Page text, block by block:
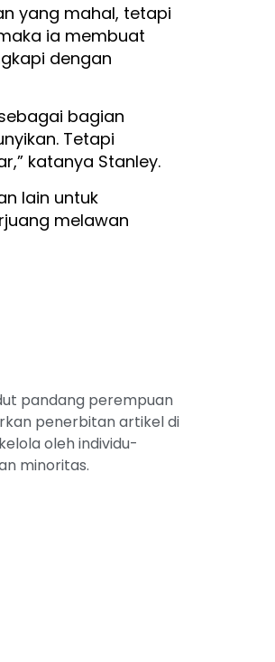
yang mahal, tetapi
ia membuat
dengan
bagian
Tetapi
katanya Stanley.
lain untuk
melawan
pandang perempuan
penerbitan artikel di
oleh individu-
minoritas.